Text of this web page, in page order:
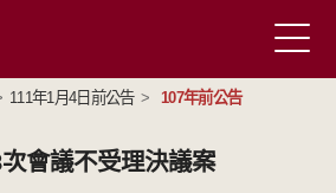
111年1月4日前公告 > 107年前公告
會議不受理決議案